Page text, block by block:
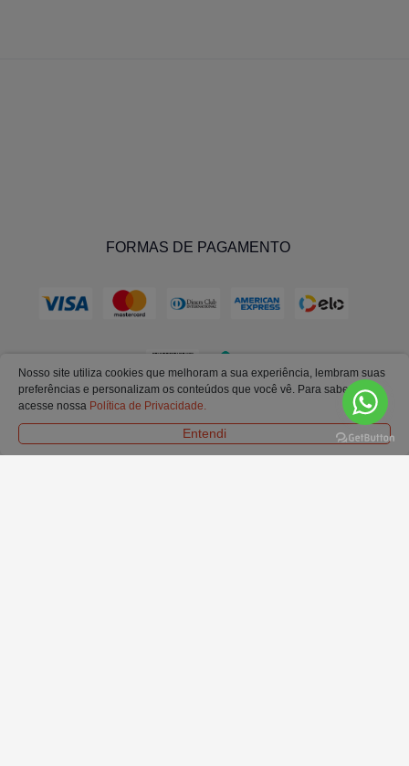
FORMAS DE PAGAMENTO
FORMAS DE ENTREGA
Nosso site utiliza cookies que melhoram a sua experiência, lembram suas
preferências e personalizam os conteúdos que você vê. Para saber mais
acesse nossa Política de Privacidade.
Entendi